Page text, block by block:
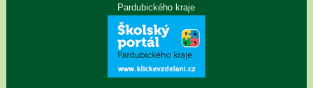
Pardubického kraje